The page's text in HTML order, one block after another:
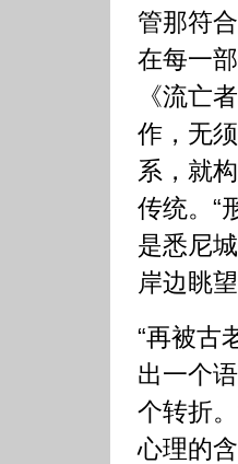
管那符
在每一
《流亡
作，无
系，就
传统。“
是悉尼
岸边眺
“再被古
出一个
个转折
心理的